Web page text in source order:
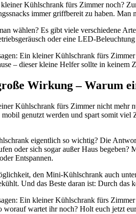
Kühlschrank fürs Zimmer noch?
immer griffbereit zu haben. Man
wählen? Es gibt viele verschiedene
oder eine LED-
Ein kleiner Kühlschrank fürs
– dieser kleine Helfer sollte in keinem
Wirkung – Warum
Kühlschrank fürs Zimmer nicht mehr
mobil genutzt werden und spart somit
eigentlich so wichtig? Die
oder sich sogar außer Haus
Entspannen.
den Mini-Kühlschrank auch
Und das Beste daran ist: Durch das
Ein kleiner Kühlschrank fürs
worauf wartet ihr noch? Holt euch jetzt